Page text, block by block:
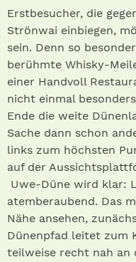
Erstbesucher, die
Strönwai einbiegen,
sein. Denn so
berühmte Whisky-
einer Handvoll
nicht einmal
Ende die weite
Sache dann schon
links zum höchsten
auf der
Uwe-Düne wird klar:
atemberaubend. Das
Nähe ansehen,
Dünenpfad leitet zum
teilweise recht nah an